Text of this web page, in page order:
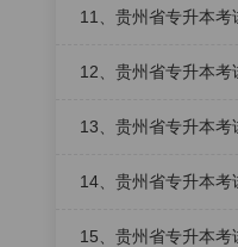
11、贵州省专升本
12、贵州省专升本
13、贵州省专升本
14、贵州省专升本
15、贵州省专升本考